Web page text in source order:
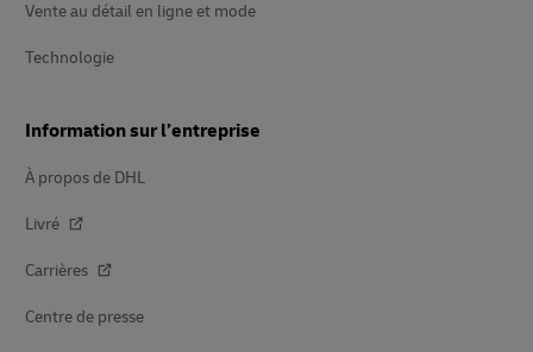
Vente au détail en ligne et mode
Technologie
Information sur l’entreprise
À propos de DHL
Livré
Carrières
Centre de presse